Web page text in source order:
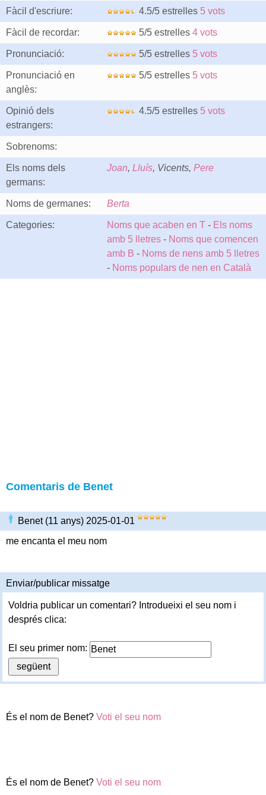
Fàcil d'escriure: 4.5/5 estrelles 5 vots
Fàcil de recordar: 5/5 estrelles 4 vots
Pronunciació: 5/5 estrelles 5 vots
Pronunciació en
anglès:
5/5 estrelles 5 vots
Opinió dels
estrangers:
4.5/5 estrelles 5 vots
Sobrenoms:
Els noms dels
germans:
Joan, Lluís, Vicents, Pere
Noms de germanes: Berta
Categories: Noms que acaben en T - Els noms
amb 5 lletres - Noms que comencen
amb B - Noms de nens amb 5 lletres
- Noms populars de nen en Català
Comentaris de Benet
Benet (11 anys) 2025-01-01
me encanta el meu nom
Enviar/publicar missatge
Voldria publicar un comentari? Introdueixi el seu nom i
després clica:
El seu primer nom:
És el nom de Benet? Voti el seu nom
És el nom de Benet? Voti el seu nom